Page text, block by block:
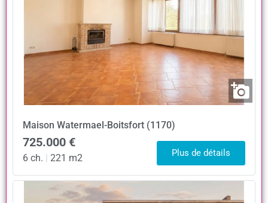
Maison Watermael-Boitsfort (1170)
725.000 €
6 ch. | 221 m2 Plus de détails